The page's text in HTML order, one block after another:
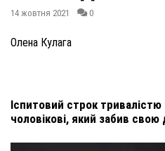
14 жовтня 2021 0
Олена Кулага
Іспитовий строк
чоловікові, який забив свою